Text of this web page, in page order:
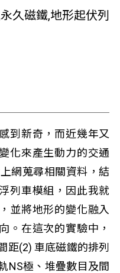
久磁鐵,地形起伏列
到新奇，而近幾年又
化來產生動力的交通
網蒐尋相關資料，結
列車模組，因此我就
並將地形的變化融入
。在這次的實驗中，
距(2) 車底磁鐵的排列
NS極、堆疊數目及間